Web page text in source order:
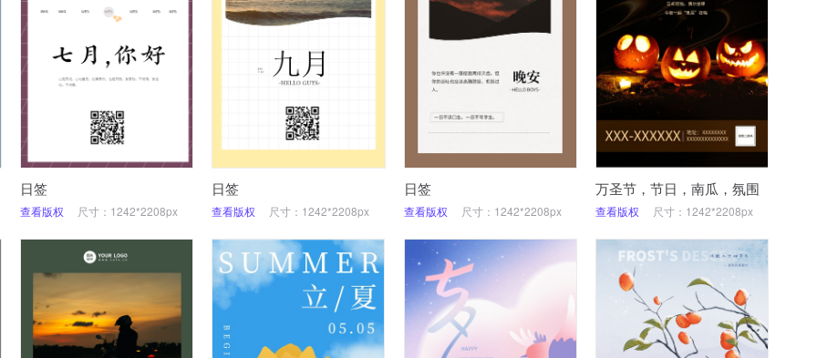
日签
查看版权 尺寸：1242*2208px
日签
查看版权 尺寸：1242*2208px
日签
查看版权 尺寸：1242*2208px
万圣节，节日，南瓜，氛围
查看版权 尺寸：1242*2208px